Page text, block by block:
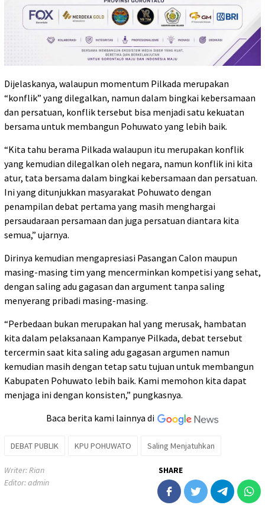
Dijelaskanya, walaupun momentum Pilkada merupakan
“konflik” yang dilegalkan, namun dalam bingkai kebersamaan
dan persatuan, konflik tersebut bisa menjadi satu kekuatan
bersama untuk membangun Pohuwato yang lebih baik.
“Kita tahu berama Pilkada walaupun itu merupakan konflik
yang kemudian dilegalkan oleh negara, namun konflik ini kita
atur, tata bersama dalam bingkai kebersamaan dan persatuan.
Ini yang ditunjukkan masyarakat Pohuwato dengan
penampilan debat pertama yang masih menghargai
persaudaraan persamaan dan juga persatuan diantara kita
semua,” ujarnya.
Dirinya kemudian mengapresiasi Pasangan Calon maupun
masing-masing tim yang mencerminkan kompetisi yang sehat,
dengan saling adu gagasan dan argument tanpa saling
menyerang pribadi masing-masing.
“Perbedaan bukan merupakan hal yang merusak, hambatan
kita dalam pelaksanaan Kampanye Pilkada, debat tersebut
tercermin saat kita saling adu gagasan argumen namun
kemudian masih dengan tetap satu tujuan untuk membangun
Kabupaten Pohuwato lebih baik. Kami memohon kita dapat
menjaga ini dengan konsisten,” pungkasnya.
Baca berita kami lainnya di
DEBAT PUBLIK KPU POHUWATO Saling Menjatuhkan
Writer: Rian
Editor: admin
SHARE